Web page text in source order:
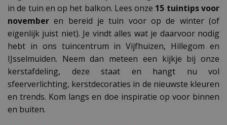
in de tuin en op het balkon. Lees onze 15 tuintips voor
november en bereid je tuin voor op de winter (of
eigenlijk juist niet). Je vindt alles wat je daarvoor nodig
hebt in ons tuincentrum in Vijfhuizen, Hillegom en
IJsselmuiden. Neem dan meteen een kijkje bij onze
kerstafdeling, deze staat en hangt nu vol
sfeerverlichting, kerstdecoraties in de nieuwste kleuren
en trends. Kom langs en doe inspiratie op voor binnen
en buiten.